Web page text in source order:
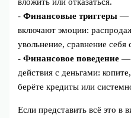
вложить или отказаться.
-Финансовые триггеры —
включают эмоции:
увольнение, сравнение
-Финансовое поведение —
действия с деньгами:
берёте кредиты или
Если представить всё это в